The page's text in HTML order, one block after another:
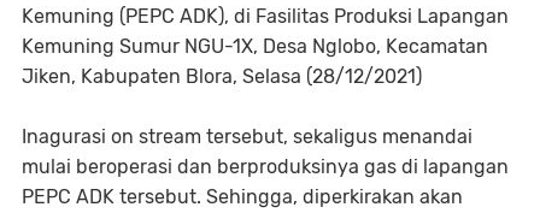
Kemuning (PEPC ADK), di Fasilitas Produksi Lapangan
Kemuning Sumur NGU-1X, Desa Nglobo, Kecamatan
Jiken, Kabupaten Blora, Selasa (28/12/2021)
Inagurasi on stream tersebut, sekaligus menandai
mulai beroperasi dan berproduksinya gas di lapangan
PEPC ADK tersebut. Sehingga, diperkirakan akan